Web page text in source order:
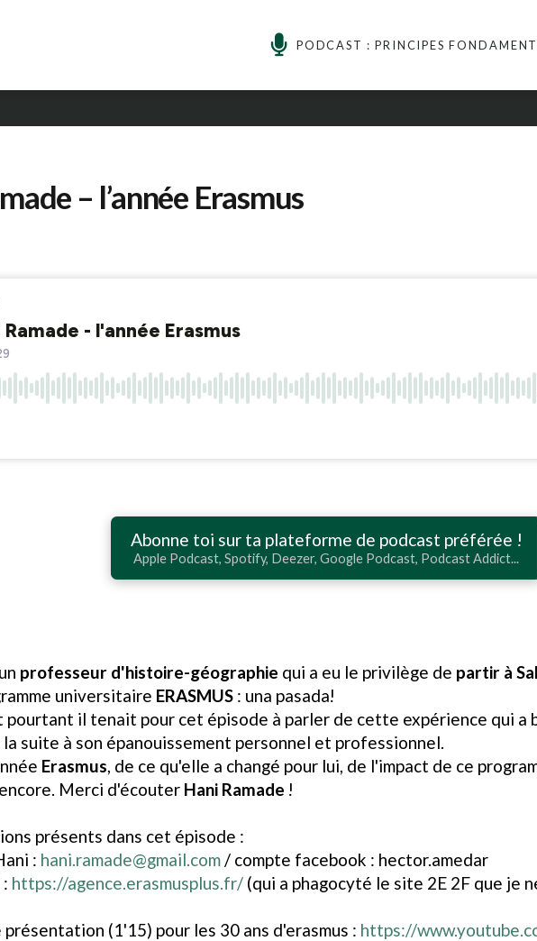
PODCAST : PRINCIPES
– l’année Erasmus
Abonne toi sur ta plateforme de podcast préférée !
Apple Podcast, Spotify, Deezer, Google Podcast, Podcast Addict...
professeur d'histoire-géographie qui a eu le privilège de partir à
universitaire ERASMUS : una pasada!
pourtant il tenait pour cet épisode à parler de cette expérience qui a
suite à son épanouissement personnel et professionnel.
Erasmus, de ce qu'elle a changé pour lui, de l'impact de ce
Merci d'écouter Hani Ramade !
présents dans cet épisode :
: hani.ramade@gmail.com/ compte facebook : hector.amedar
https://agence.erasmusplus.fr/ (qui a phagocyté le site 2E 2F que je
(1'15) pour les 30 ans d'erasmus : https://